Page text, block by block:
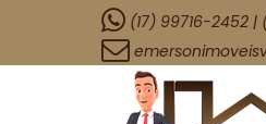
(17) 99716-2452